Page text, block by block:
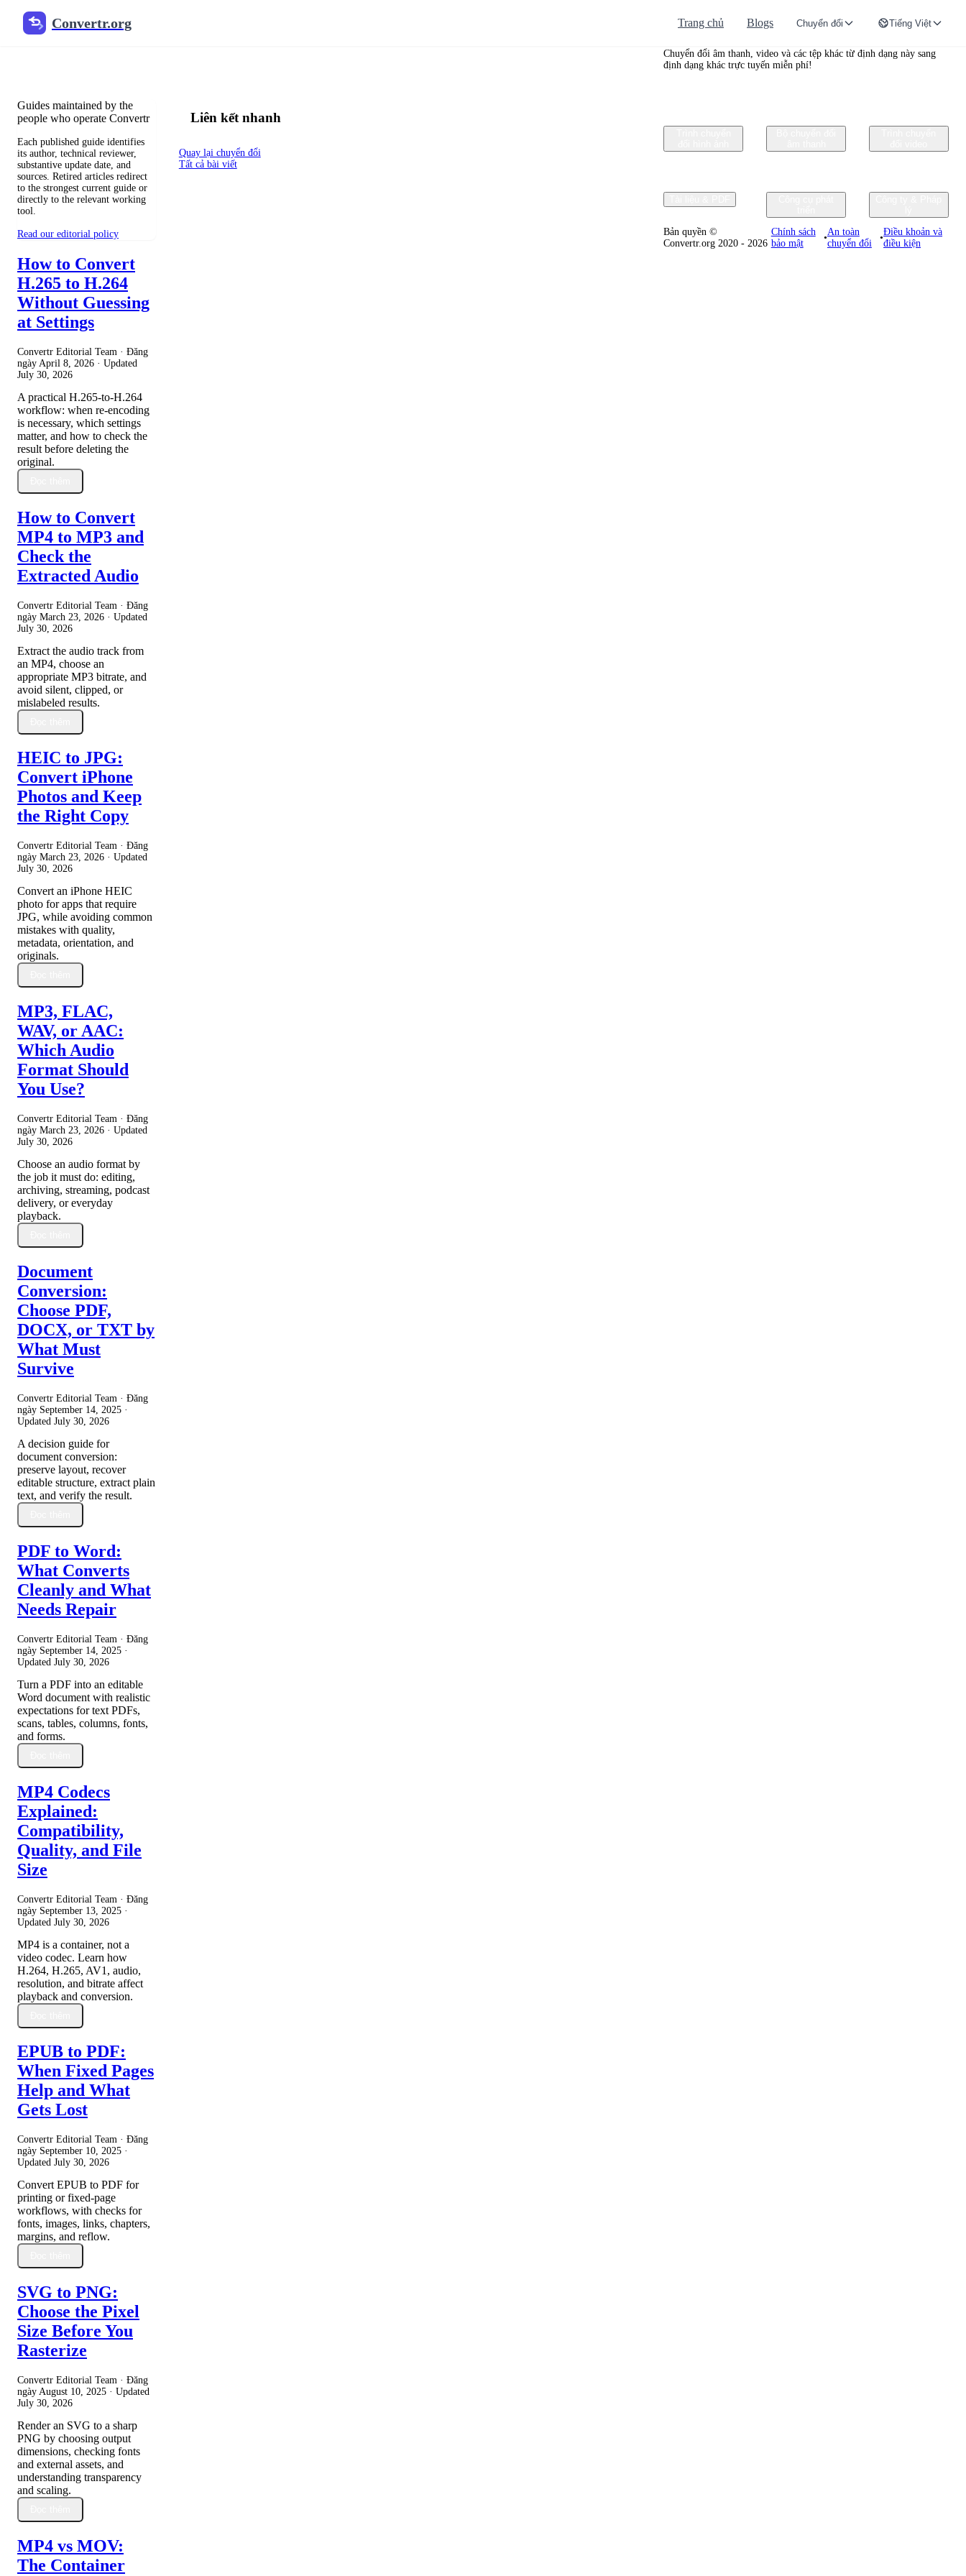
Convertr.org Trang chủ Blogs Chuyển đổi Tiếng Việt
Blog chuyển đổi tệp
Guides maintained by the
people who operate Convertr
Each published guide identifies
its author, technical reviewer,
substantive update date, and
sources. Retired articles redirect
to the strongest current guide or
directly to the relevant working
tool.
Read our editorial policy
How to Convert
H.265 to H.264
Without Guessing
at Settings
Convertr Editorial Team · Đăng
ngày April 8, 2026 · Updated
July 30, 2026
A practical H.265-to-H.264
workflow: when re-encoding
is necessary, which settings
matter, and how to check the
result before deleting the
original.
How to Convert
MP4 to MP3 and
Check the
Extracted Audio
Convertr Editorial Team · Đăng
ngày March 23, 2026 · Updated
July 30, 2026
Extract the audio track from
an MP4, choose an
appropriate MP3 bitrate, and
avoid silent, clipped, or
mislabeled results.
HEIC to JPG:
Convert iPhone
Photos and Keep
the Right Copy
Convertr Editorial Team · Đăng
ngày March 23, 2026 · Updated
July 30, 2026
Convert an iPhone HEIC
photo for apps that require
JPG, while avoiding common
mistakes with quality,
metadata, orientation, and
originals.
MP3, FLAC,
WAV, or AAC:
Which Audio
Format Should
You Use?
Convertr Editorial Team · Đăng
ngày March 23, 2026 · Updated
July 30, 2026
Choose an audio format by
the job it must do: editing,
archiving, streaming, podcast
delivery, or everyday
playback.
Document
Conversion:
Choose PDF,
DOCX, or TXT by
What Must
Survive
Convertr Editorial Team · Đăng
ngày September 14, 2025 ·
Updated July 30, 2026
A decision guide for
document conversion:
preserve layout, recover
editable structure, extract plain
text, and verify the result.
PDF to Word:
What Converts
Cleanly and What
Needs Repair
Convertr Editorial Team · Đăng
ngày September 14, 2025 ·
Updated July 30, 2026
Turn a PDF into an editable
Word document with realistic
expectations for text PDFs,
scans, tables, columns, fonts,
and forms.
MP4 Codecs
Explained:
Compatibility,
Quality, and File
Size
Convertr Editorial Team · Đăng
ngày September 13, 2025 ·
Updated July 30, 2026
MP4 is a container, not a
video codec. Learn how
H.264, H.265, AV1, audio,
resolution, and bitrate affect
playback and conversion.
EPUB to PDF:
When Fixed Pages
Help and What
Gets Lost
Convertr Editorial Team · Đăng
ngày September 10, 2025 ·
Updated July 30, 2026
Convert EPUB to PDF for
printing or fixed-page
workflows, with checks for
fonts, images, links, chapters,
margins, and reflow.
SVG to PNG:
Choose the Pixel
Size Before You
Rasterize
Convertr Editorial Team · Đăng
ngày August 10, 2025 · Updated
July 30, 2026
Render an SVG to a sharp
PNG by choosing output
dimensions, checking fonts
and external assets, and
understanding transparency
and scaling.
MP4 vs MOV:
The Container
Liên kết nhanh
Quay lại chuyển đổi
Tất cả bài viết
Convertr.org
Chuyển đổi âm thanh, video và các tệp khác từ định dạng này sang
định dạng khác trực tuyến miễn phí!
Bản quyền ©
Convertr.org 2020 - 2026
Chính sách
bảo mật
•
An toàn
chuyển đổi
•
Điều khoản và
điều kiện